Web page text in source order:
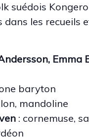
suédois
dans les recueils
Emma
baryton
mandoline
: cornemuse,